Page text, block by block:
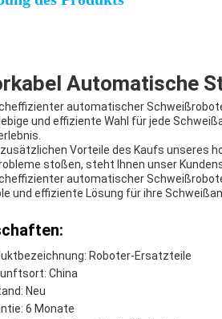
Automatische
automatischer
und effiziente Wahl für jede
zusätzlichen Vorteile des Kaufs unseres
stoßen, steht Ihnen unser
automatischer
und effiziente Lösung für ihre
Roboter-Ersatzteile
China
Neu
6 Monate